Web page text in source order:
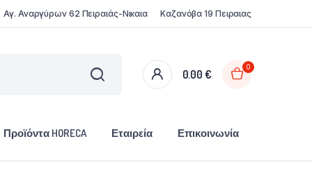
Αγ. Αναργύρων 62 Πειραιάς-Νικαια Καζανόβα 19 Πειραιας
0.00€
0
Προϊόντα HORECA Εταιρεία Επικοινωνία